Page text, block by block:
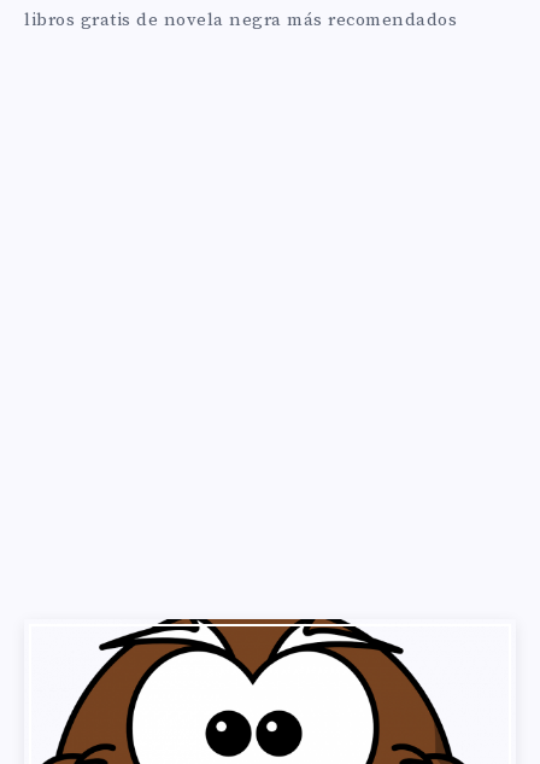
libros gratis de novela negra más recomendados